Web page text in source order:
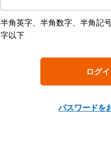
半角英字、半角数字、半角記
字以下
パスワードを